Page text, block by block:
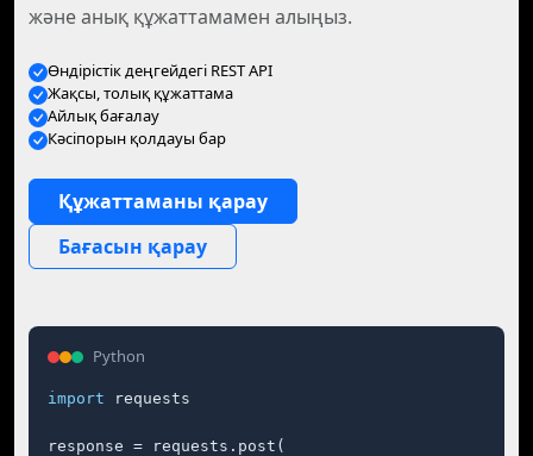
және анық құжаттамамен алыңыз.
Өндірістік деңгейдегі REST API
Жақсы, толық құжаттама
Айлық бағалау
Кәсіпорын қолдауы бар
Құжаттаманы қарау
Бағасын қарау
Python
import requests
response = requests.post(